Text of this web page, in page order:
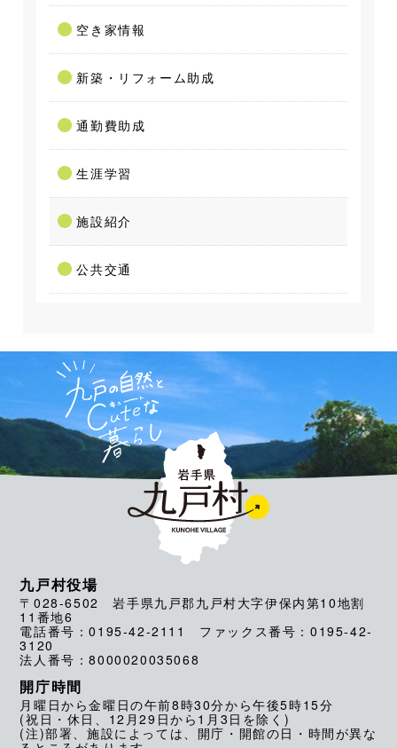
空き家情報
新築・リフォーム助成
通勤費助成
生涯学習
施設紹介
公共交通
九戸村役場
〒028-6502 岩手県九戸郡九戸村大字伊保内第10地割
11番地6
電話番号：0195-42-2111 ファックス番号：0195-42-
3120
法人番号：8000020035068
開庁時間
月曜日から金曜日の午前8時30分から午後5時15分
(祝日・休日、12月29日から1月3日を除く)
(注)部署、施設によっては、開庁・開館の日・時間が異な